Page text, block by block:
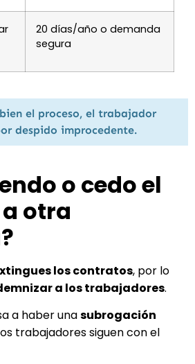
20 días/año o demanda
segura
el proceso, el trabajador
despido improcedente.
o cedo el
otra
los contratos, por lo
a los trabajadores.
a haber unasubrogación
trabajadores siguen con el